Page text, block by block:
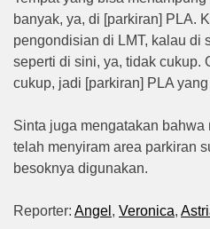
banyak, ya, di [parkiran] PLA.
pengondisian di LMT, kalau di
seperti di sini, ya, tidak cukup.
cukup, jadi [parkiran] PLA
Sinta juga mengatakan
telah menyiram area parkiran
besoknya digunakan.
Reporter: Angel , Veronica,